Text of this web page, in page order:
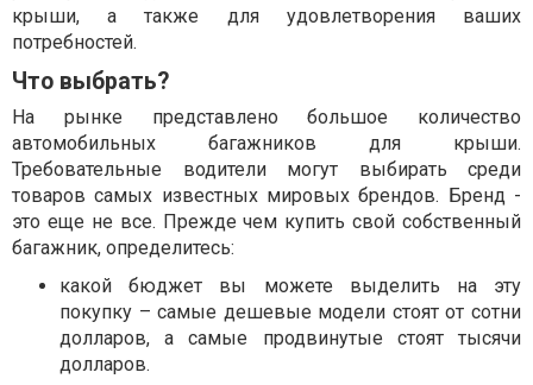
крыши, а также для удовлетворения ваших
потребностей.
Что выбрать?
На рынке представлено большое количество
автомобильных багажников для крыши.
Требовательные водители могут выбирать среди
товаров самых известных мировых брендов. Бренд -
это еще не все. Прежде чем купить свой собственный
багажник, определитесь:
какой бюджет вы можете выделить на эту
покупку – самые дешевые модели стоят от сотни
долларов, а самые продвинутые стоят тысячи
долларов.